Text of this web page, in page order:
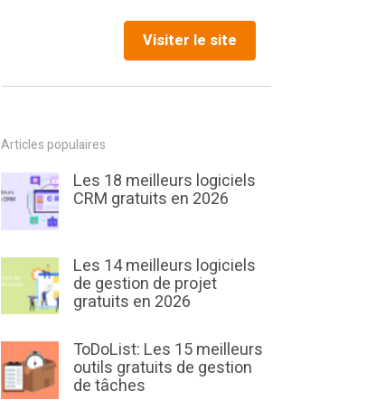
Visiter le site
Articles populaires
Les 18 meilleurs logiciels
CRM gratuits en 2026
Les 14 meilleurs logiciels
de gestion de projet
gratuits en 2026
ToDoList: Les 15 meilleurs
outils gratuits de gestion
de tâches